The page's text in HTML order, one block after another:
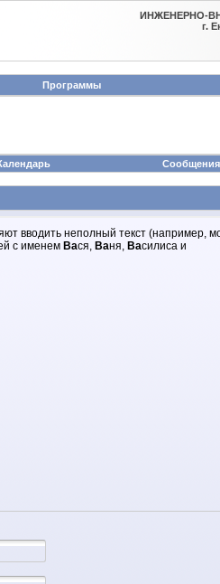
ИНЖЕНЕРНО-
г.
Программы
Сообщения
вводить неполный текст (например,
с именем Вася, Ваня, Василиса и